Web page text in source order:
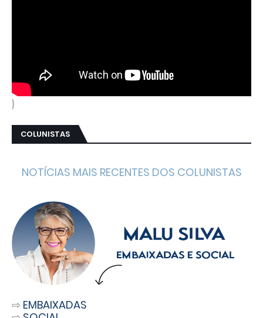
}
COLUNISTAS
NOTÍCIAS MAIS RECENTES DOS COLUNISTAS
⇨ EMBAIXADAS